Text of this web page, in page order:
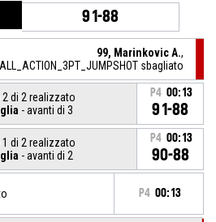
91-88
99, Marinkovic A.,
sbagliato
di 2 realizzato
- avanti di 3
P4 00:13
91-88
di 2 realizzato
- avanti di 2
P4 00:13
90-88
P4 00:13